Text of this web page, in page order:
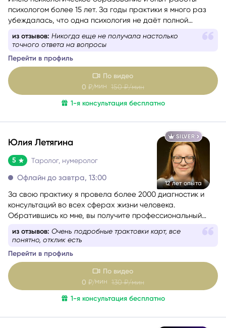
Имею психологическое образование и опыт работы
психологом более 15 лет. За годы практики я много раз
картины о состоянии человека, поэтому начала
применять в консультациях Таро и метафорические
карты, а затем получила диплом астропсихолога.
из отзывов: Никогда еще не получала настолько
Перейти в профиль
По видео
0 ₽/мин150 ₽/мин
SILVER
12 лет опыта
5
За свою практику я провела более 2000 диагностик и
консультаций во всех сферах жизни человека.
анализ любой ситуации или проблемы, которая вас
беспокоит.
из отзывов: Очень подробные трактовки карт, все
Перейти в профиль
По видео
0 ₽/мин130 ₽/мин